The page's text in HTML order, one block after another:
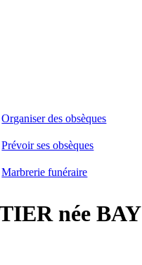
Organiser des obsèques
Prévoir ses obsèques
Marbrerie funéraire
née BAY